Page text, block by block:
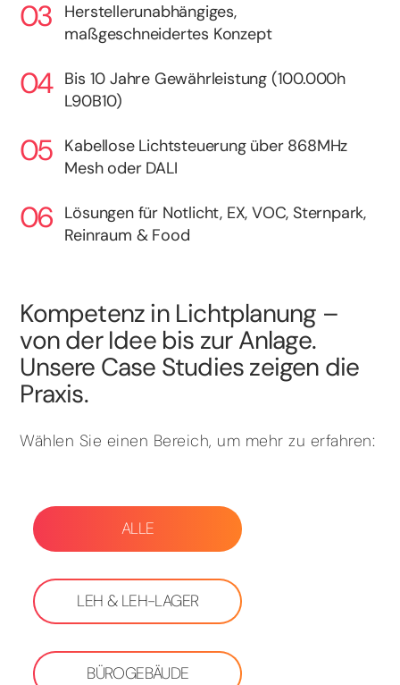
Herstellerunabhängiges,
maßgeschneidertes Konzept
Bis 10 Jahre Gewährleistung (100.000h
L90B10)
Kabellose Lichtsteuerung über 868MHz
Mesh oder DALI
Lösungen für Notlicht, EX, VOC, Sternpark,
Reinraum & Food
Kompetenz in Lichtplanung –
von der Idee bis zur Anlage.
Unsere Case Studies zeigen die
Praxis.
Wählen Sie einen Bereich, um mehr zu erfahren:
ALLE
LEH & LEH-LAGER
BÜROGEBÄUDE